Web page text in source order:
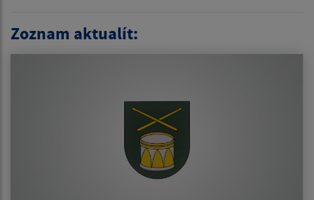
Zoznam aktualít: